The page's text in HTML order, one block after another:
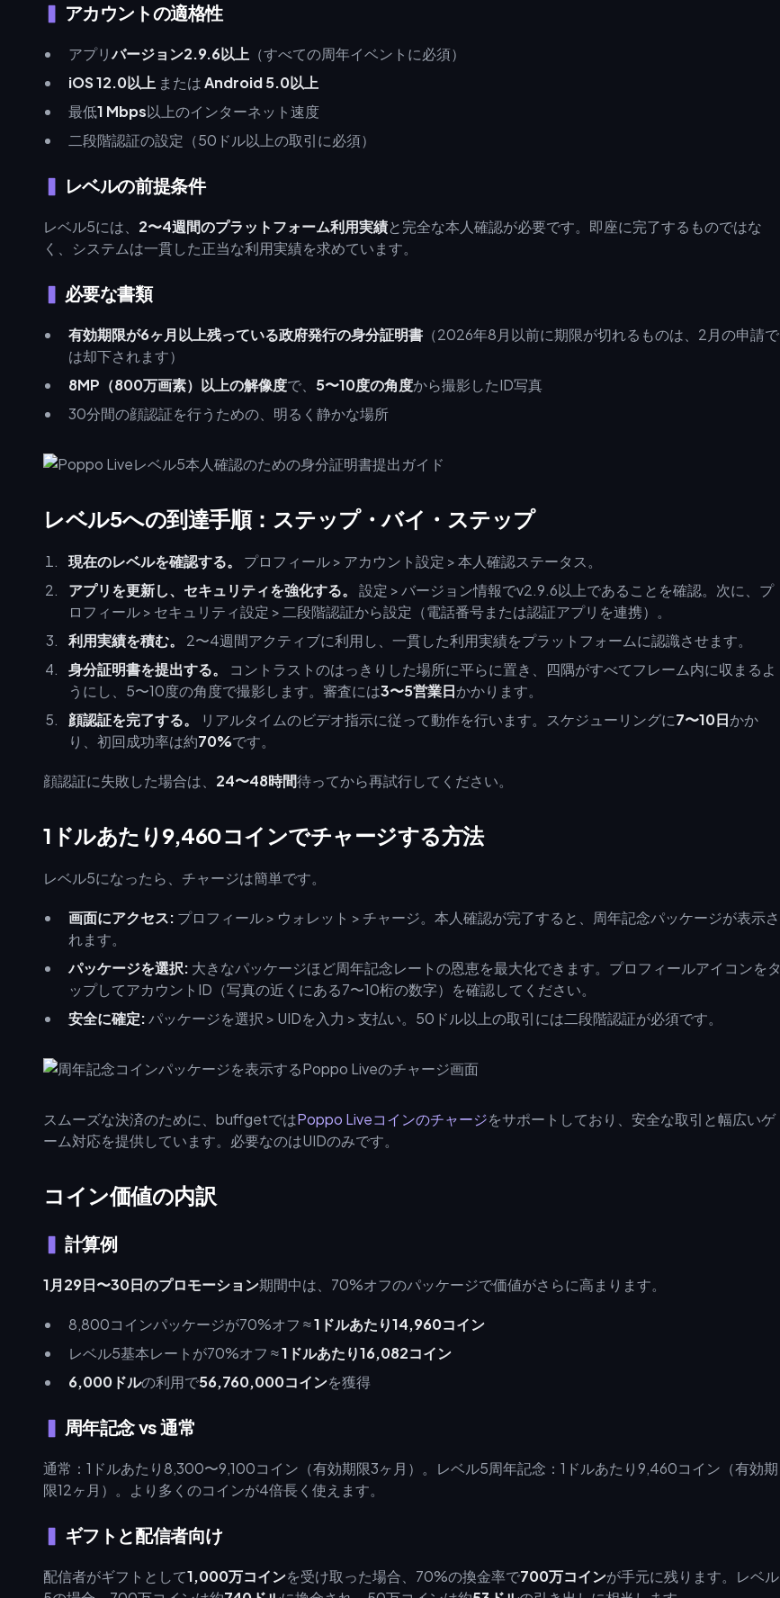
アカウントの適格性
アプリバージョン2.9.6以上 （すべての周年イベントに必須）
iOS 12.0以上 またはAndroid 5.0以上
最低1 Mbps以上のインターネット速度
二段階認証の設定（50ドル以上の取引に必須）
レベルの前提条件
レベル5には、 2〜4週間のプラットフォーム利用実績と完全な本人確認が必要です。即座に完了するものではな
く、システムは一貫した正当な利用実績を求めています。
必要な書類
有効期限が6ヶ月以上残っている政府発行の身分証明書 （2026年8月以前に期限が切れるものは、2月の申請で
は却下されます）
8MP（800万画素）以上の解像度で、 5〜10度の角度から撮影したID写真
30分間の顔認証を行うための、明るく静かな場所
レベル5への到達手順：ステップ・バイ・ステップ
現在のレベルを確認する。
プロフィール > アカウント設定 > 本人確認ステータス。
アプリを更新し、セキュリティを強化する。
設定 > バージョン情報でv2.9.6以上であることを確認。次に、プ
ロフィール > セキュリティ設定 > 二段階認証から設定（電話番号または認証アプリを連携）。
利用実績を積む。
2〜4週間アクティブに利用し、一貫した利用実績をプラットフォームに認識させます。
身分証明書を提出する。
コントラストのはっきりした場所に平らに置き、四隅がすべてフレーム内に収まるよ
うにし、5〜10度の角度で撮影します。審査には3〜5営業日かかります。
顔認証を完了する。
リアルタイムのビデオ指示に従って動作を行います。スケジューリングに7〜10日かか
り、初回成功率は約70%です。
顔認証に失敗した場合は、 24〜48時間待ってから再試行してください。
1ドルあたり9,460コインでチャージする方法
レベル5になったら、チャージは簡単です。
画面にアクセス: プロフィール > ウォレット > チャージ。本人確認が完了すると、周年記念パッケージが表示さ
れます。
パッケージを選択: 大きなパッケージほど周年記念レートの恩恵を最大化できます。プロフィールアイコンをタ
ップしてアカウントID（写真の近くにある7〜10桁の数字）を確認してください。
安全に確定:パッケージを選択 > UIDを入力 > 支払い。50ドル以上の取引には二段階認証が必須です。
スムーズな決済のために、buffgetではPoppo Liveコインのチャージをサポートしており、安全な取引と幅広いゲ
ーム対応を提供しています。必要なのはUIDのみです。
コイン価値の内訳
計算例
1月29日〜30日のプロモーション期間中は、70%オフのパッケージで価値がさらに高まります。
8,800コインパッケージが70%オフ ≈1ドルあたり14,960コイン
レベル5基本レートが70%オフ ≈1ドルあたり16,082コイン
6,000ドルの利用で56,760,000コインを獲得
周年記念 vs 通常
通常：1ドルあたり8,300〜9,100コイン（有効期限3ヶ月）。レベル5周年記念：1ドルあたり9,460コイン（有効期
限12ヶ月）。より多くのコインが4倍長く使えます。
ギフトと配信者向け
配信者がギフトとして1,000万コインを受け取った場合、70%の換金率で700万コインが手元に残ります。レベル